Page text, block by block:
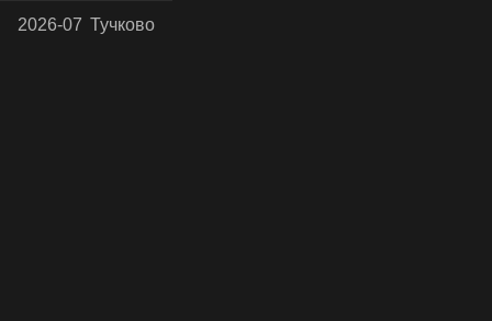
2026-07 Тучково